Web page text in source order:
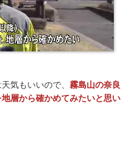
気もいいので、 霧島山の奈良
層から確かめてみたいと思い